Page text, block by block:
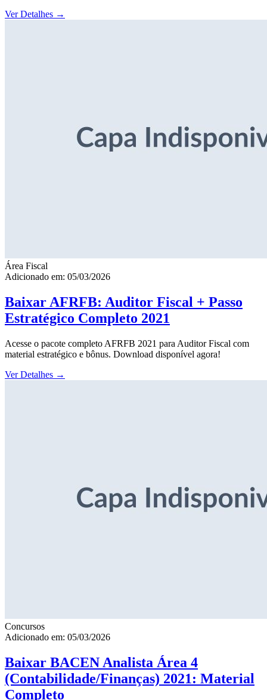
Ver Detalhes →
Área Fiscal
Adicionado em: 05/03/2026
Baixar AFRFB: Auditor Fiscal + Passo
Estratégico Completo 2021
Acesse o pacote completo AFRFB 2021 para Auditor Fiscal com
material estratégico e bônus. Download disponível agora!
Ver Detalhes →
Concursos
Adicionado em: 05/03/2026
Baixar BACEN Analista Área 4
(Contabilidade/Finanças) 2021: Material
Completo